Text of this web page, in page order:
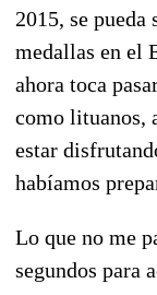
2015, se
medallas en el
ahora toca
como lituanos,
estar
habíamos
Lo que no me
segundos para